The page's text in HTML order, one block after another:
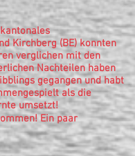
Kirchberg (BE) konnten
verglichen mit den
Nachteilen haben
gegangen und habt
als die
umsetzt!
Ein paar